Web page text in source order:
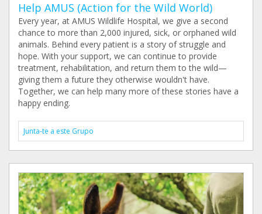
Help AMUS (Action for the Wild World)
Every year, at AMUS Wildlife Hospital, we give a second
chance to more than 2,000 injured, sick, or orphaned wild
animals. Behind every patient is a story of struggle and
hope. With your support, we can continue to provide
treatment, rehabilitation, and return them to the wild—
giving them a future they otherwise wouldn't have.
Together, we can help many more of these stories have a
happy ending.
Junta-te a este Grupo